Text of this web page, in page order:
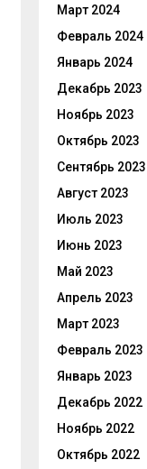
Март 2024
Февраль 2024
Январь 2024
Декабрь 2023
Ноябрь 2023
Октябрь 2023
Сентябрь 2023
Август 2023
Июль 2023
Июнь 2023
Май 2023
Апрель 2023
Март 2023
Февраль 2023
Январь 2023
Декабрь 2022
Ноябрь 2022
Октябрь 2022